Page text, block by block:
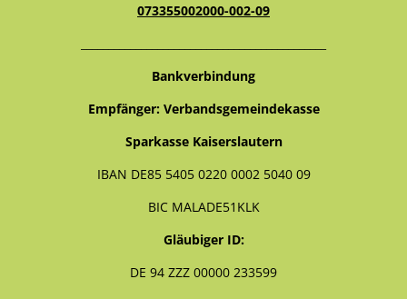
073355002000-002-09
Bankverbindung
Empfänger: Verbandsgemeindekasse
Sparkasse Kaiserslautern
IBAN DE85 5405 0220 0002 5040 09
BIC MALADE51KLK
Gläubiger ID:
DE 94 ZZZ 00000 233599